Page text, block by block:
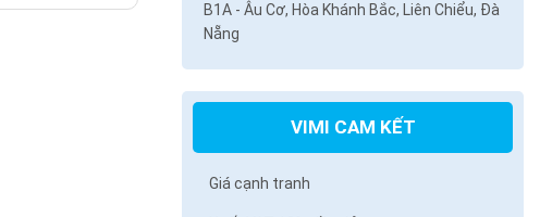
B1A - Âu Cơ, Hòa Khánh Bắc, Liên Chiểu, Đà
Nẵng
VIMI CAM KẾT
Giá cạnh tranh